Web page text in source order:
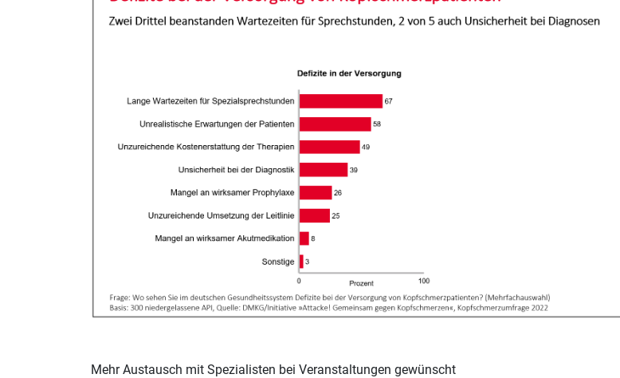
Mehr Austausch mit Spezialisten bei Veranstaltungen gewünscht